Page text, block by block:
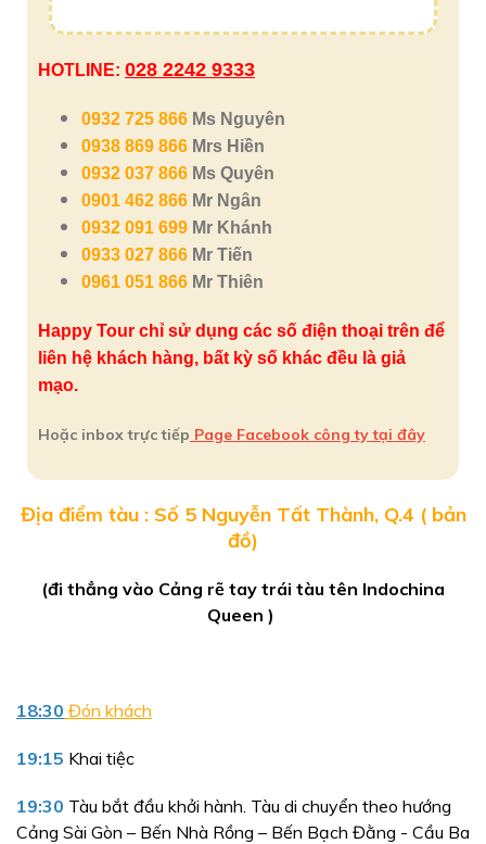
HOTLINE: 028 2242 9333
0932 725 866 Ms Nguyên
0938 869 866 Mrs Hiền
0932 037 866 Ms Quyên
0901 462 866 Mr Ngân
0932 091 699 Mr Khánh
0933 027 866 Mr Tiến
0961 051 866 Mr Thiên
Happy Tour chỉ sử dụng các số điện thoại trên để
liên hệ khách hàng, bất kỳ số khác đều là giả
mạo.
Hoặc inbox trực tiếp Page Facebook công ty tại đây
Địa điểm tàu : Số 5 Nguyễn Tất Thành, Q.4 ( bản
đồ)
(đi thẳng vào Cảng rẽ tay trái tàu tên Indochina
Queen )
18:30 Đón khách
19:15 Khai tiệc
19:30 Tàu bắt đầu khởi hành. Tàu di chuyển theo hướng
Cảng Sài Gòn – Bến Nhà Rồng – Bến Bạch Đằng - Cầu Ba